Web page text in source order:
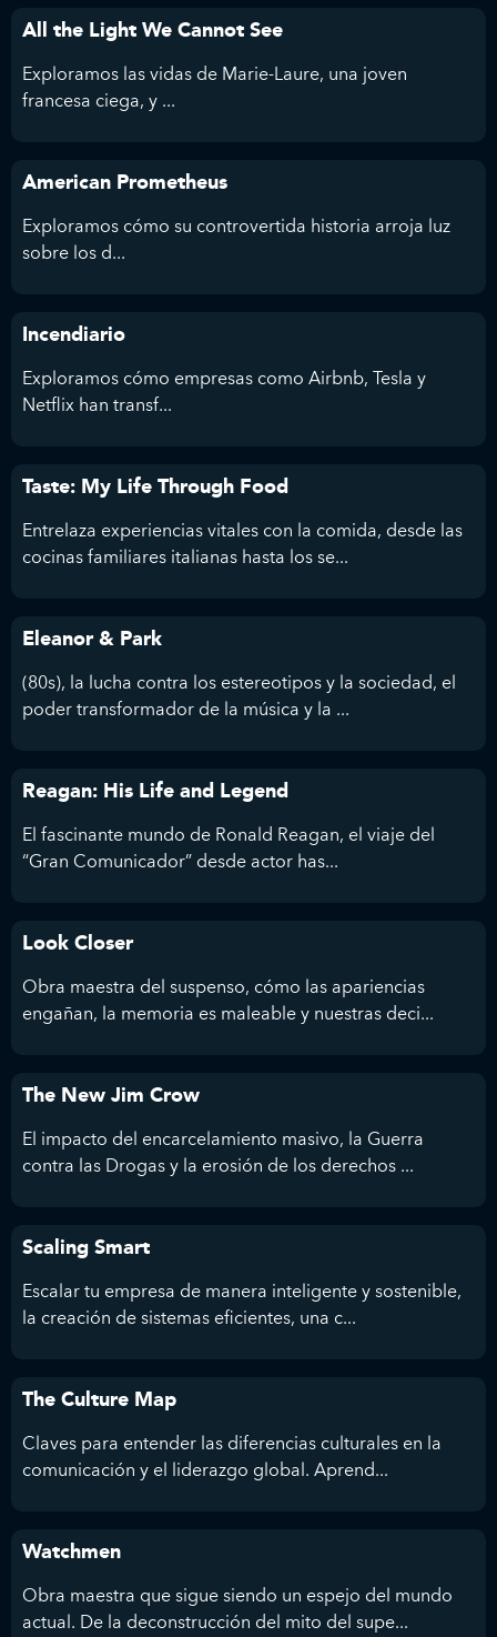
All the Light We Cannot See
Exploramos las vidas de Marie-Laure, una joven
francesa ciega, y ...
American Prometheus
Exploramos cómo su controvertida historia arroja luz
sobre los d...
Incendiario
Exploramos cómo empresas como Airbnb, Tesla y
Netflix han transf...
Taste: My Life Through Food
Entrelaza experiencias vitales con la comida, desde las
cocinas familiares italianas hasta los se...
Eleanor & Park
(80s), la lucha contra los estereotipos y la sociedad, el
poder transformador de la música y la ...
Reagan: His Life and Legend
El fascinante mundo de Ronald Reagan, el viaje del
“Gran Comunicador” desde actor has...
Look Closer
Obra maestra del suspenso, cómo las apariencias
engañan, la memoria es maleable y nuestras deci...
The New Jim Crow
El impacto del encarcelamiento masivo, la Guerra
contra las Drogas y la erosión de los derechos ...
Scaling Smart
Escalar tu empresa de manera inteligente y sostenible,
la creación de sistemas eficientes, una c...
The Culture Map
Claves para entender las diferencias culturales en la
comunicación y el liderazgo global. Aprend...
Watchmen
Obra maestra que sigue siendo un espejo del mundo
actual. De la deconstrucción del mito del supe...